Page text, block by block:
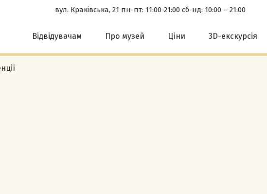
вул. Краківська, 21 пн-пт: 11:00-21:00 сб-нд: 10:00 – 21:00
Відвідувачам Про музей Ціни 3D-екскурсія